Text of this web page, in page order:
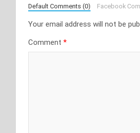
Default Comments (0) Facebook
Your email address will not be
Comment *